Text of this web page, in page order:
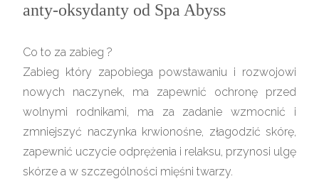
anty-oksydanty od Spa Abyss
Co to za zabieg ?
Zabieg który zapobiega powstawaniu i rozwojowi
nowych naczynek, ma zapewnić ochronę przed
wolnymi rodnikami, ma za zadanie wzmocnić i
zmniejszyć naczynka krwionośne, złagodzić skórę,
zapewnić uczycie odprężenia i relaksu, przynosi ulgę
skórze a w szczególności mięśni twarzy.